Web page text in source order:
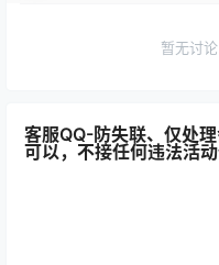
暂无讨
客服QQ-防失联、仅处
可以，不接任何违法活